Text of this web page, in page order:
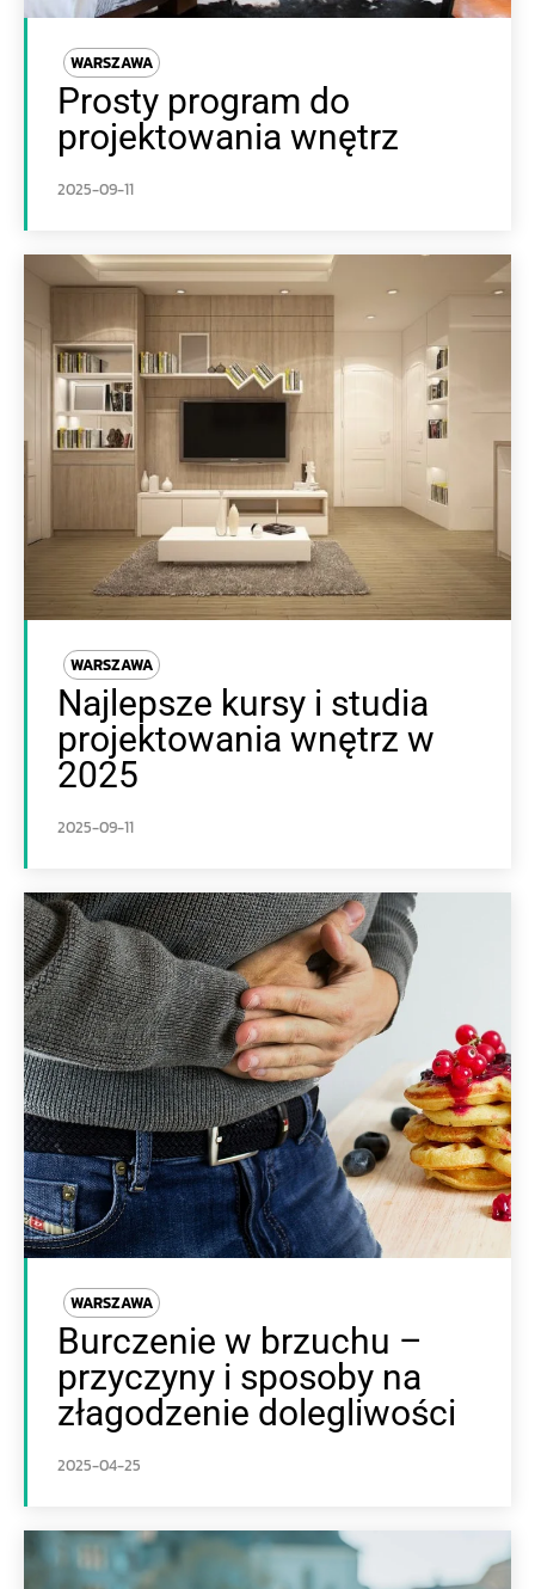
WARSZAWA
Prosty program do
projektowania wnętrz
2025-09-11
WARSZAWA
Najlepsze kursy i studia
projektowania wnętrz w
2025
2025-09-11
WARSZAWA
Burczenie w brzuchu –
przyczyny i sposoby na
złagodzenie dolegliwości
2025-04-25